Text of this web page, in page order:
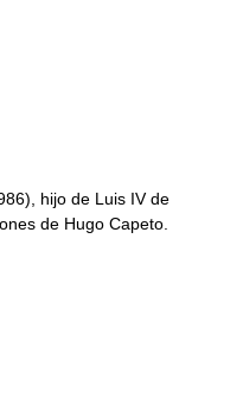
hijo de Luis IV de
de Hugo Capeto.